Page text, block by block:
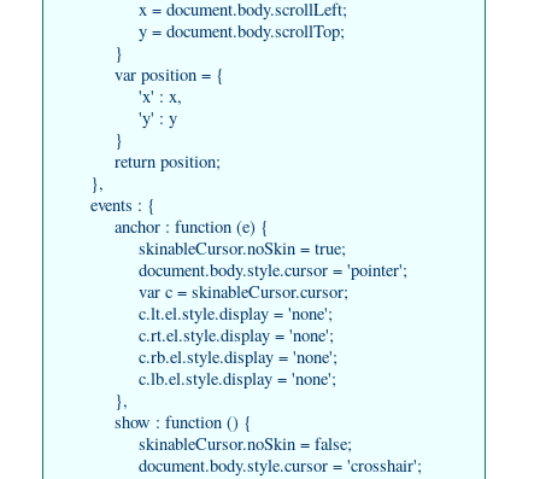
x = document.body.scrollLeft;
y = document.body.scrollTop;
}
var position = {
'x' : x,
'y' : y
}
return position;
},
events : {
anchor : function (e) {
skinableCursor.noSkin = true;
document.body.style.cursor = 'pointer';
var c = skinableCursor.cursor;
c.lt.el.style.display = 'none';
c.rt.el.style.display = 'none';
c.rb.el.style.display = 'none';
c.lb.el.style.display = 'none';
},
show : function () {
skinableCursor.noSkin = false;
document.body.style.cursor = 'crosshair';